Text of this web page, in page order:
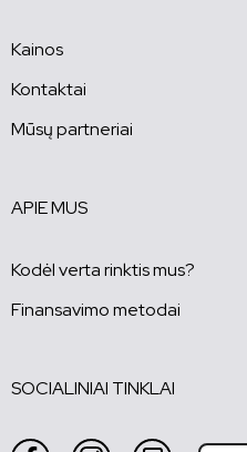
Kainos
Kontaktai
Mūsų partneriai
APIE MUS
Kodėl verta rinktis mus?
Finansavimo metodai
SOCIALINIAI TINKLAI